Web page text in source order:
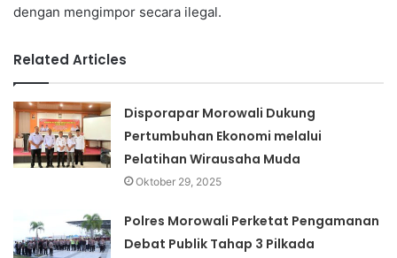
dengan mengimpor secara ilegal.
Related Articles
Disporapar Morowali Dukung
Pertumbuhan Ekonomi melalui
Pelatihan Wirausaha Muda
Oktober 29, 2025
Polres Morowali Perketat Pengamanan
Debat Publik Tahap 3 Pilkada